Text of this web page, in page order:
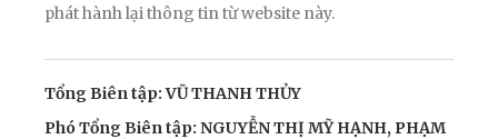
phát hành lại thông tin từ website này.
Tổng Biên tập: VŨ THANH THỦY
Phó Tổng Biên tập: NGUYỄN THỊ MỸ HẠNH, PHẠM